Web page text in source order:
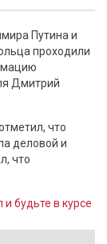
Путина и
проходили
Дмитрий
что
деловой и
что
будьте в курсе